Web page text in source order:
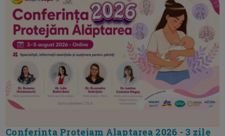
Conferinta Protejam Alaptarea 2026 - 3 zile